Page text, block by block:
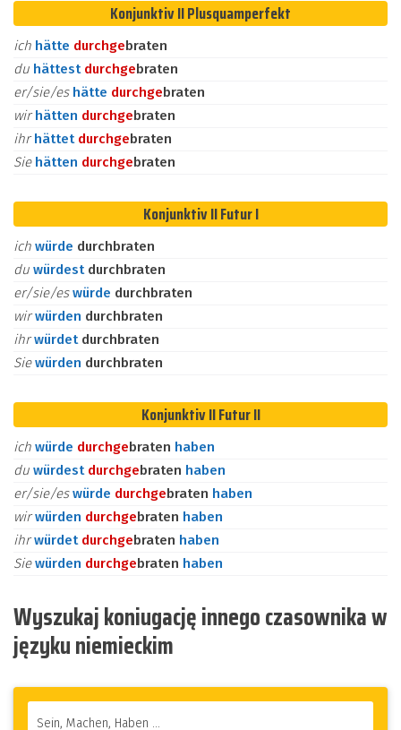
Konjunktiv II Plusquamperfekt
ich hätte durchgebraten
du hättest durchgebraten
er/sie/es hätte durchgebraten
wirhätten durchgebraten
ihrhättet durchgebraten
Sie hätten durchgebraten
Konjunktiv II Futur I
ich würde durchbraten
du würdest durchbraten
er/sie/eswürde durchbraten
wirwürden durchbraten
ihrwürdet durchbraten
Siewürden durchbraten
Konjunktiv II Futur II
ich würde durchgebraten haben
du würdest durchgebraten haben
er/sie/eswürde durchgebraten haben
wirwürden durchgebraten haben
ihrwürdet durchgebraten haben
Siewürden durchgebraten haben
Wyszukaj koniugację innego czasownika w
języku niemieckim